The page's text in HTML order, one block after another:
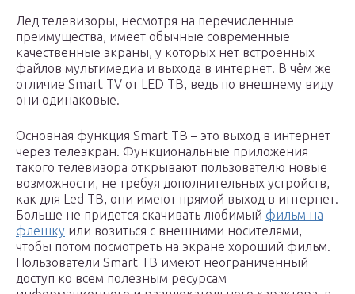
Лед телевизоры, несмотря на перечисленные
преимущества, имеет обычные современные
качественные экраны, у которых нет встроенных
файлов мультимедиа и выхода в интернет. В чём же
отличие Smart TV от LED ТВ, ведь по внешнему виду
они одинаковые.
Основная функция Smart ТВ – это выход в интернет
через телеэкран. Функциональные приложения
такого телевизора открывают пользователю новые
возможности, не требуя дополнительных устройств,
как для Led ТВ, они имеют прямой выход в интернет.
Больше не придется скачивать любимый фильм на
флешку или возиться с внешними носителями,
чтобы потом посмотреть на экране хороший фильм.
Пользователи Smart ТВ имеют неограниченный
доступ ко всем полезным ресурсам